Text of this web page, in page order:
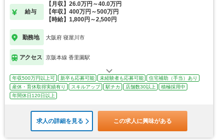
給与
【月収】26.0万円～40.0万円
【年収】400万円～500万円
【時給】1,800円～2,500円
勤務地 大阪府 寝屋川市
アクセス 京阪本線 香里園駅
年収500万円以上可 新卒も応募可能 未経験者も応募可能
住宅補助（手当）あり
産休・育休取得実績有り
スキルアップ 駅チカ 店舗数30以上
積極採用中
年間休日120日以上
求人の詳細を見る この求人に興味がある